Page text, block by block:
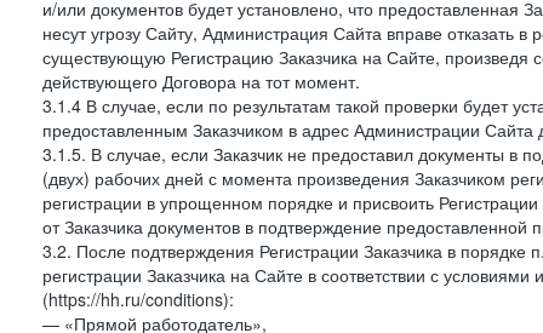
и/или документов будет установлено, что предоставленная
несут угрозу Сайту, Администрация Сайта вправе отказать
существующую Регистрацию Заказчика на Сайте, произведя
действующего Договора на тот момент.
3.1.4 В случае, если по результатам такой проверки будет
предоставленным Заказчиком в адрес Администрации
3.1.5. В случае, если Заказчик не предоставил документы в
(двух) рабочих дней с момента произведения Заказчиком
регистрации в упрощенном порядке и присвоить
от Заказчика документов в подтверждение
3.2. После подтверждения Регистрации Заказчика в
регистрации Заказчика на Сайте в соответствии с
(https://hh.ru/conditions):
— «Прямой работодатель»,